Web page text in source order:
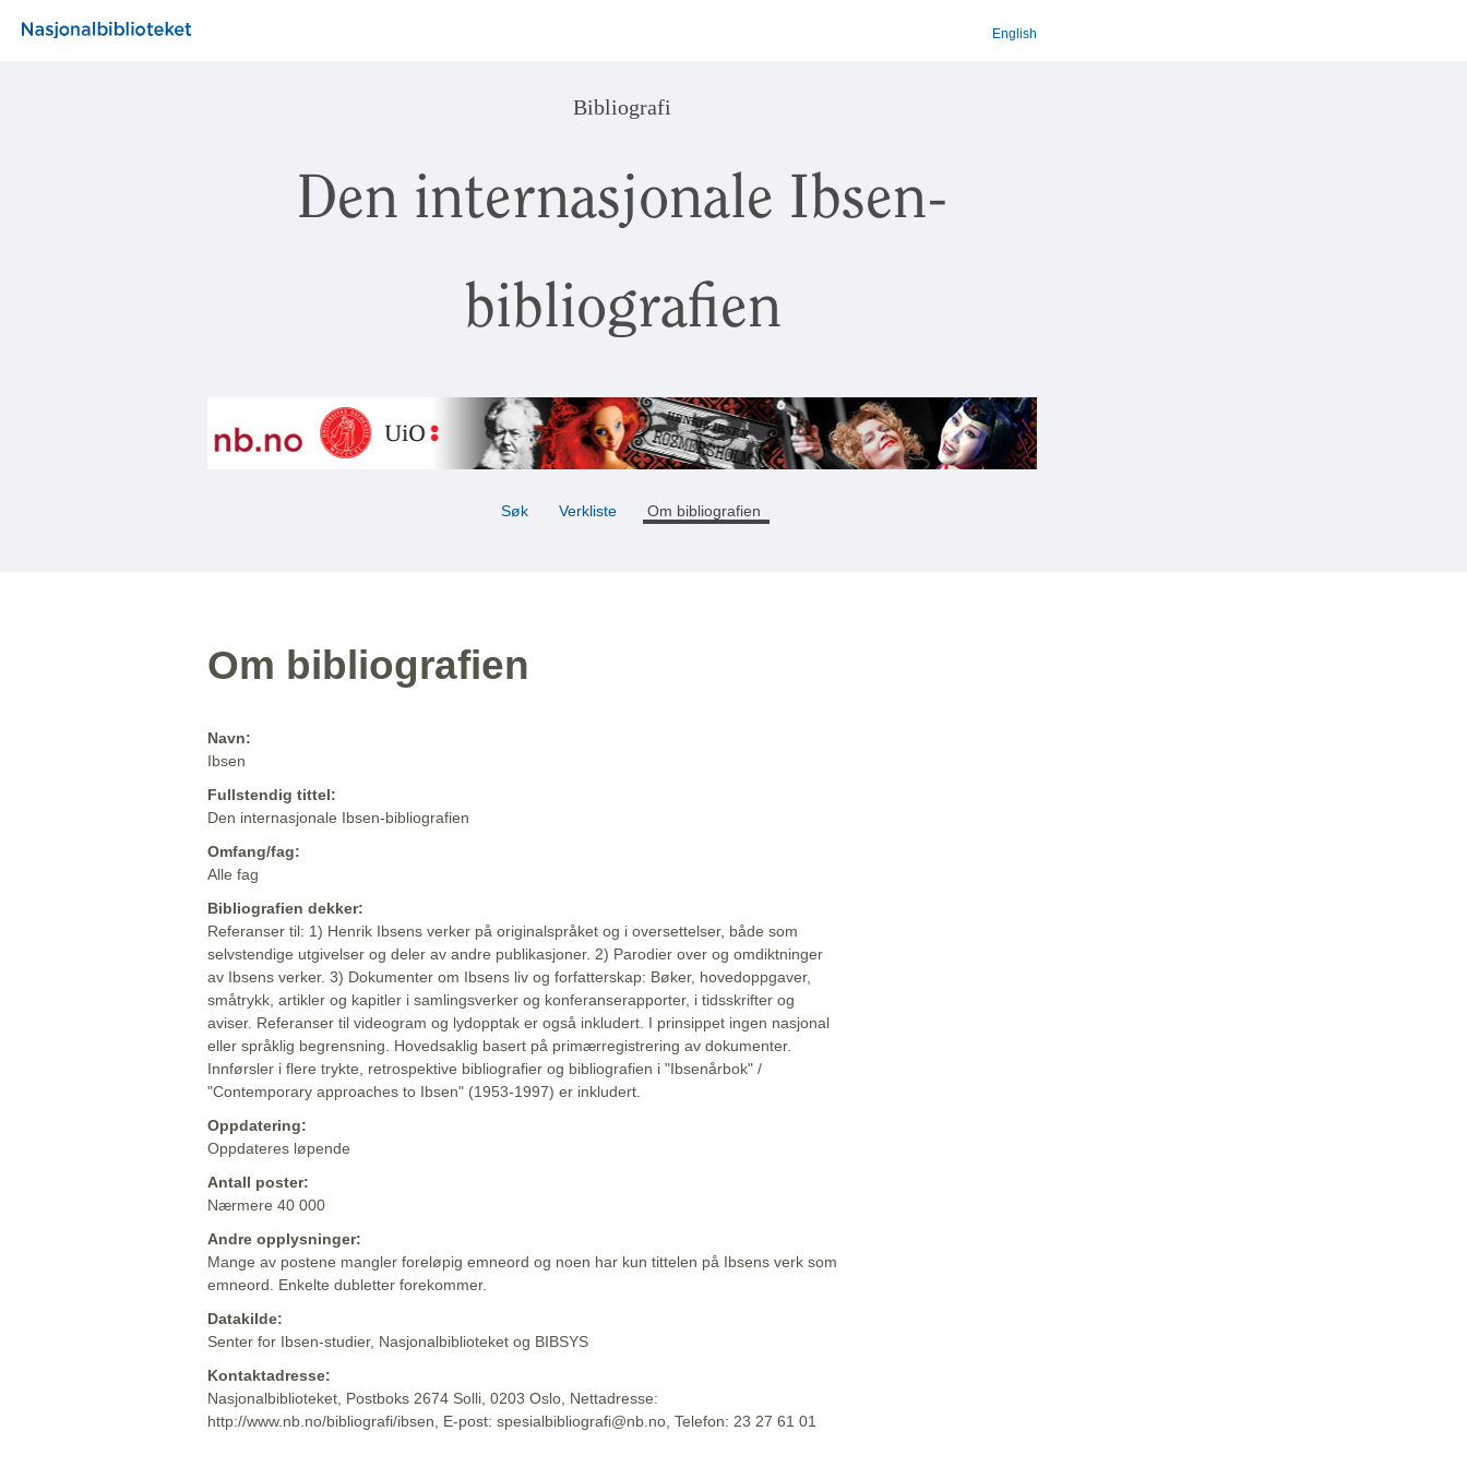
English
Bibliografi
Den internasjonale Ibsen-
bibliografien
Søk Verkliste Om bibliografien
Om bibliografien
Navn:
Ibsen
Fullstendig tittel:
Den internasjonale Ibsen-bibliografien
Omfang/fag:
Alle fag
Bibliografien dekker:
Referanser til: 1) Henrik Ibsens verker på originalspråket og i oversettelser, både som
selvstendige utgivelser og deler av andre publikasjoner. 2) Parodier over og omdiktninger
av Ibsens verker. 3) Dokumenter om Ibsens liv og forfatterskap: Bøker, hovedoppgaver,
småtrykk, artikler og kapitler i samlingsverker og konferanserapporter, i tidsskrifter og
aviser. Referanser til videogram og lydopptak er også inkludert. I prinsippet ingen nasjonal
eller språklig begrensning. Hovedsaklig basert på primærregistrering av dokumenter.
Innførsler i flere trykte, retrospektive bibliografier og bibliografien i "Ibsenårbok" /
"Contemporary approaches to Ibsen" (1953-1997) er inkludert.
Oppdatering:
Oppdateres løpende
Antall poster:
Nærmere 40 000
Andre opplysninger:
Mange av postene mangler foreløpig emneord og noen har kun tittelen på Ibsens verk som
emneord. Enkelte dubletter forekommer.
Datakilde:
Senter for Ibsen-studier, Nasjonalbiblioteket og BIBSYS
Kontaktadresse:
Nasjonalbiblioteket, Postboks 2674 Solli, 0203 Oslo, Nettadresse:
http://www.nb.no/bibliografi/ibsen, E-post: spesialbibliografi@nb.no, Telefon: 23 27 61 01